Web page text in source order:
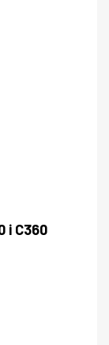
i C360